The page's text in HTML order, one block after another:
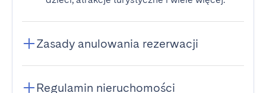
Zasady anulowania rezerwacji
Regulamin nieruchomości